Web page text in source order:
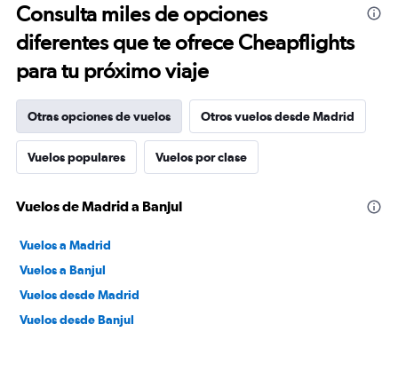
Consulta miles de opciones
diferentes que te ofrece Cheapflights
para tu próximo viaje
Otras opciones de vuelos Otros vuelos desde Madrid
Vuelos populares Vuelos por clase
Vuelos de Madrid a Banjul
Vuelos a Madrid
Vuelos a Banjul
Vuelos desde Madrid
Vuelos desde Banjul